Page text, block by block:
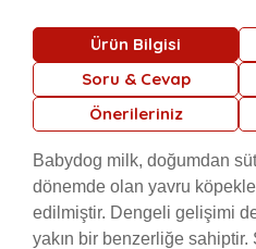
Ürün Bilgisi
Soru & Cevap
Önerileriniz
Babydog milk, doğumdan
dönemde olan yavru
edilmiştir. Dengeli gelişimi
yakın bir benzerliğe